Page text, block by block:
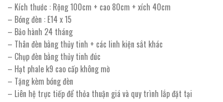
– Kích thước : Rộng 100cm + cao 80cm + xích 40cm
– Bóng đèn : E14 x 15
– Bảo hành 24 tháng
– Thân đèn bằng thủy tinh + các linh kiện sắt khác
– Chụp đèn bằng thủy tinh đúc
– Hạt phale k9 cao cấp không mờ
– Tặng kèm bóng đèn
– Liên hệ trực tiếp để thỏa thuận giá và quy trình lắp đặt tại